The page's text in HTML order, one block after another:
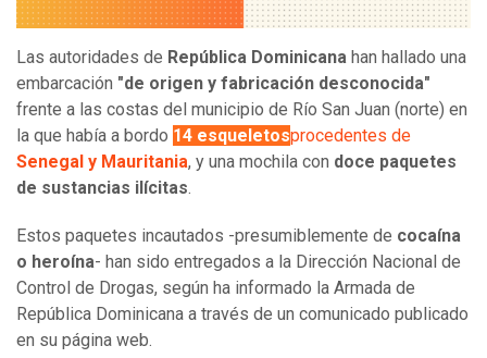
Las autoridades de República Dominicana han hallado una
embarcación "de origen y fabricación desconocida"
frente a las costas del municipio de Río San Juan (norte) en
la que había a bordo 14 esqueletosprocedentes de
Senegal y Mauritania, y una mochila con doce paquetes
de sustancias ilícitas.
Estos paquetes incautados -presumiblemente de cocaína
o heroína- han sido entregados a la Dirección Nacional de
Control de Drogas, según ha informado la Armada de
República Dominicana a través de un comunicado publicado
en su página web.